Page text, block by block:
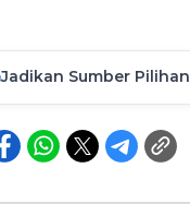
Jadikan Sumber Pilihan